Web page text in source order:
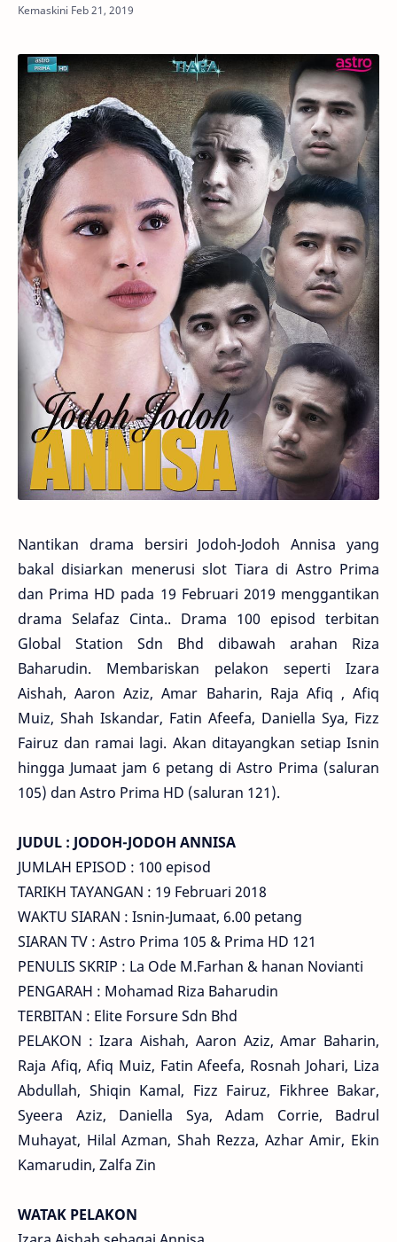
Nantikan drama bersiri Jodoh-Jodoh Annisa yang
bakal disiarkan menerusi slot Tiara di Astro Prima
dan Prima HD pada 19 Februari 2019 menggantikan
drama Selafaz Cinta.. Drama 100 episod terbitan
Global Station Sdn Bhd dibawah arahan Riza
Baharudin. Membariskan pelakon seperti Izara
Aishah, Aaron Aziz, Amar Baharin, Raja Afiq , Afiq
Muiz, Shah Iskandar, Fatin Afeefa, Daniella Sya, Fizz
Fairuz dan ramai lagi. Akan ditayangkan setiap Isnin
hingga Jumaat jam 6 petang di Astro Prima (saluran
105) dan Astro Prima HD (saluran 121).
JUDUL : JODOH-JODOH ANNISA
JUMLAH EPISOD : 100 episod
TARIKH TAYANGAN : 19 Februari 2018
WAKTU SIARAN : Isnin-Jumaat, 6.00 petang
SIARAN TV : Astro Prima 105 & Prima HD 121
PENULIS SKRIP : La Ode M.Farhan & hanan Novianti
PENGARAH : Mohamad Riza Baharudin
TERBITAN : Elite Forsure Sdn Bhd
PELAKON : Izara Aishah, Aaron Aziz, Amar Baharin,
Raja Afiq, Afiq Muiz, Fatin Afeefa, Rosnah Johari, Liza
Abdullah, Shiqin Kamal, Fizz Fairuz, Fikhree Bakar,
Syeera Aziz, Daniella Sya, Adam Corrie, Badrul
Muhayat, Hilal Azman, Shah Rezza, Azhar Amir, Ekin
Kamarudin, Zalfa Zin
WATAK PELAKON